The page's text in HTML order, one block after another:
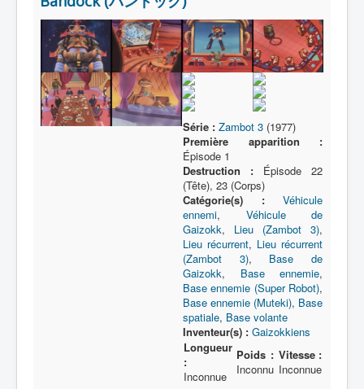
Série
Acteur
Équipe
Personnage
Série : Zambot 3 (1977)
Première apparition :
Épisode 1
Destruction : Épisode 22
(Tête), 23 (Corps)
Catégorie(s) :
Véhicule
ennemi, Véhicule de
Gaizokk, Lieu (Zambot 3),
Lieu récurrent, Lieu récurrent
(Zambot 3), Base de
Gaizokk, Base ennemie,
Base ennemie (Super Robot),
Base ennemie (Muteki), Base
spatiale, Base volante
Inventeur(s) : Gaizokkiens
Longueur
:
Inconnue
Poids :
Inconnu
Vitesse :
Inconnue